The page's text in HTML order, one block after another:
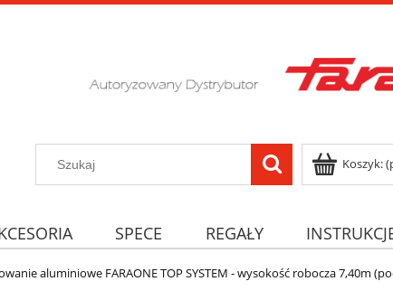
Koszyk:
SPECE REGAŁY
aluminiowe FARAONE TOP SYSTEM - wysokość robocza 7,40m